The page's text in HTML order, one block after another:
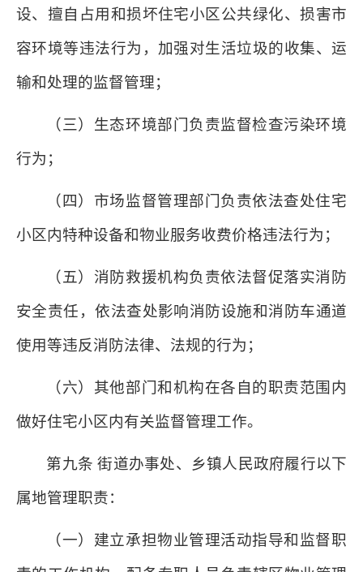
设、擅自占用和损坏住宅小区公共绿化、损害市
容环境等违法行为，加强对生活垃圾的收集、运
输和处理的监督管理；
（三）生态环境部门负责监督检查污染环境
行为；
（四）市场监督管理部门负责依法查处住宅
小区内特种设备和物业服务收费价格违法行为；
（五）消防救援机构负责依法督促落实消防
安全责任，依法查处影响消防设施和消防车通道
使用等违反消防法律、法规的行为；
（六）其他部门和机构在各自的职责范围内
做好住宅小区内有关监督管理工作。
第九条 街道办事处、乡镇人民政府履行以下
属地管理职责：
（一）建立承担物业管理活动指导和监督职